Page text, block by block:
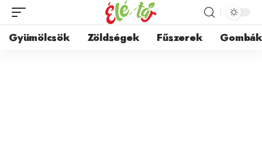
Gyümölcsök Zöldségek Fűszerek Gombák